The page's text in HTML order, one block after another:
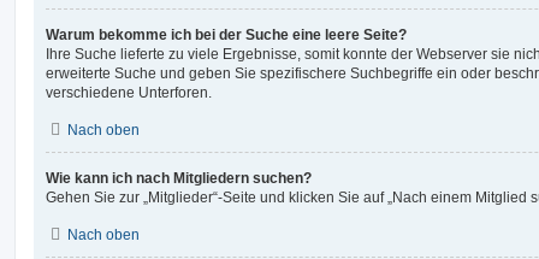
Warum bekomme ich bei der Suche eine leere Seite?
Ihre Suche lieferte zu viele Ergebnisse, somit konnte der Webserver sie
erweiterte Suche und geben Sie spezifischere Suchbegriffe ein oder
verschiedene Unterforen.
Nach oben
Wie kann ich nach Mitgliedern suchen?
Gehen Sie zur „Mitglieder“-Seite und klicken Sie auf „Nach einem Mitglied
Nach oben